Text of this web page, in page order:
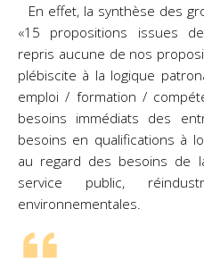
En effet, la synthèse des
«15 propositions issues
repris aucune de nos
plébiscite à la logique
emploi / formation /
besoins immédiats des
besoins en qualifications à
au regard des besoins de
service public,
environnementales.